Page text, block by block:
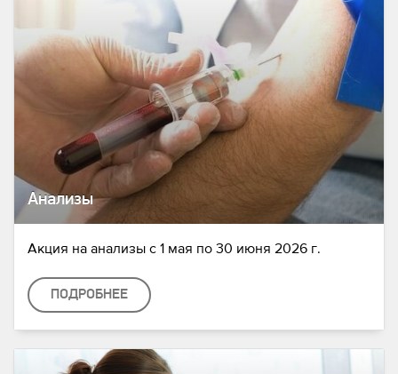
Анализы
Акция на анализы с 1 мая по 30 июня 2026 г.
ПОДРОБНЕЕ